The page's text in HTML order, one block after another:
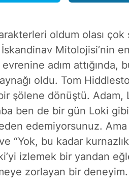
oldum olası
Mitolojisi’nin
adım attığında,
oldu. Tom
şölene dönüştü. Adam,
ben de bir gün Loki
edemiyorsunuz. Ama
“Yok, bu kadar
izlemek bir yandan
zorlayan bir deneyim.